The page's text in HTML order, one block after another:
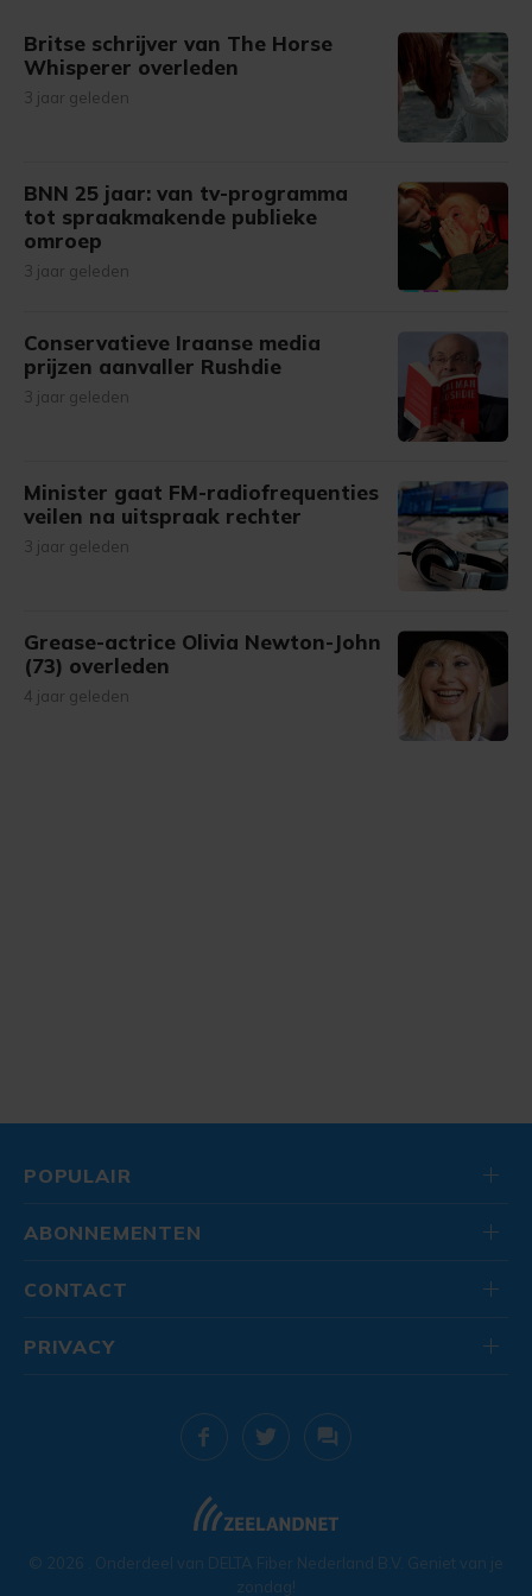
Britse schrijver van The Horse
Whisperer overleden
3 jaar geleden
BNN 25 jaar: van tv-programma
tot spraakmakende publieke
omroep
3 jaar geleden
Conservatieve Iraanse media
prijzen aanvaller Rushdie
3 jaar geleden
Minister gaat FM-radiofrequenties
veilen na uitspraak rechter
3 jaar geleden
Grease-actrice Olivia Newton-John
(73) overleden
4 jaar geleden
POPULAIR
ABONNEMENTEN
CONTACT
© 2026 . Onderdeel van DELTA Fiber Nederland B.V. Geniet van je
zondag!
PRIVACY